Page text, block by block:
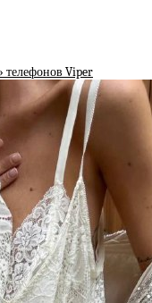
телефонов Viper